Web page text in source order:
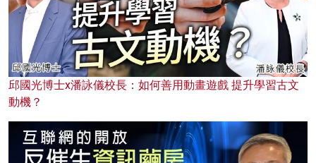
邱國光博士x潘詠儀校長：如何善用動畫遊戲 提升學習古文
動機？